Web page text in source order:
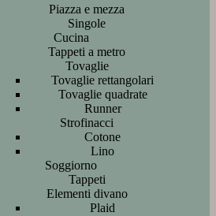
Piazza e mezza
Singole
Cucina
Tappeti a metro
Tovaglie
Tovaglie rettangolari
Tovaglie quadrate
Runner
Strofinacci
Cotone
Lino
Soggiorno
Tappeti
Elementi divano
Plaid